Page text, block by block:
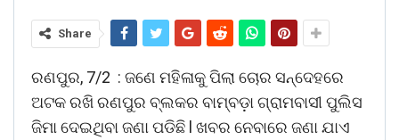
Share
ରଣପୁର, 7/2 : ଜଣେ ମହିଳାକୁ ପିଲା ଚୋର ସନ୍ଦେହରେ
ଅଟକ ରଖି ରଣପୁର ବ୍ଲକର ବାମ୍ବଡ଼ା ଗ୍ରାମବାସୀ ପୁଲିସ
ଜିମା ଦେଇଥିବା ଜଣା ପଡିଛି l ଖବର ନେବାରେ ଜଣା ଯାଏ